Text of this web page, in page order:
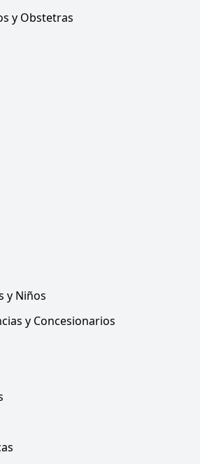
y Obstetras
y Niños
y Concesionarios